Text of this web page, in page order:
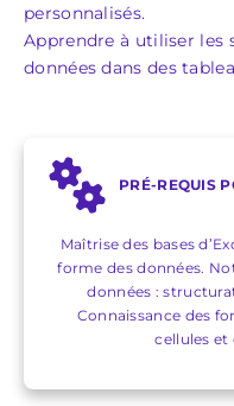
personnalisés.
Apprendre à utiliser les
données dans des
PRÉ-REQUIS
Maîtrise des bases
forme des données.
données :
Connaissance des
cellules et